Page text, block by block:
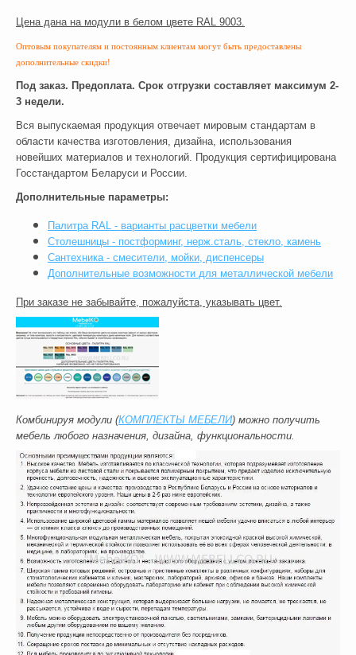
Цена дана на модули в белом цвете RAL 9003.
Оптовым покупателям и постоянным клиентам могут быть предоставлены
дополнительные скидки!
Под заказ. Предоплата. Срок отгрузки составляет максимум 2-
3 недели.
Вся выпускаемая продукция отвечает мировым стандартам в
области качества изготовления, дизайна, использования
новейших материалов и технологий. Продукция сертифицирована
Госстандартом Беларуси и России.
Дополнительные параметры:
Палитра RAL - варианты расцветки мебели
Столешницы - постформинг, нерж.сталь, стекло, камень
Сантехника - смесители, мойки, диспенсеры
Дополнительные возможности для металлической мебели
При заказе не забывайте, пожалуйста, указывать цвет.
Комбинируя модули (КОМПЛЕКТЫ МЕБЕЛИ) можно получить
мебель любого назначения, дизайна, функциональности.